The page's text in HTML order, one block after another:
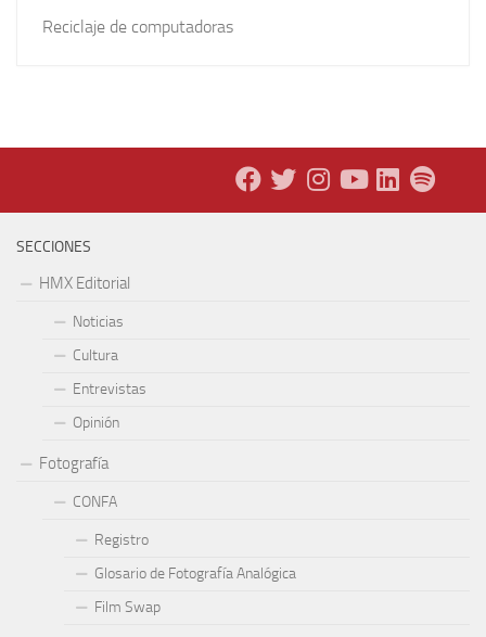
Reciclaje de computadoras
SECCIONES
HMX Editorial
Noticias
Cultura
Entrevistas
Opinión
Fotografía
CONFA
Registro
Glosario de Fotografía Analógica
Film Swap